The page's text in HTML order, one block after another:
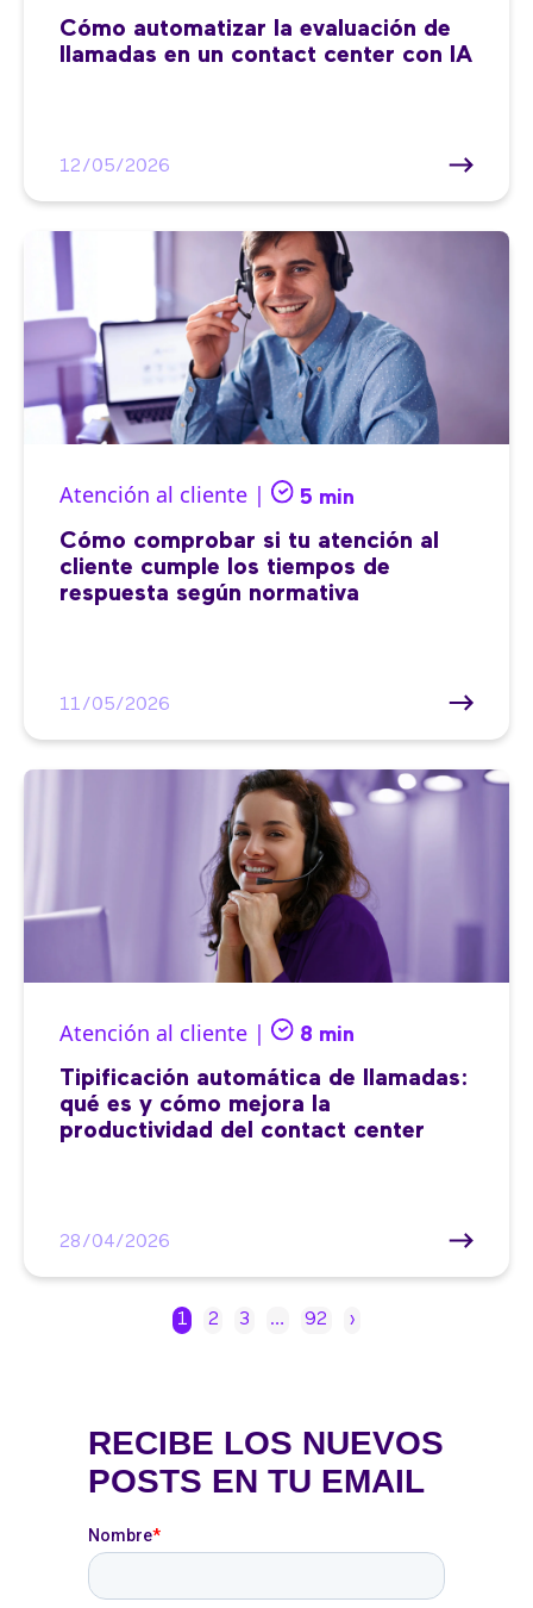
Cómo automatizar la evaluación de
llamadas en un contact center con IA
12/05/2026
Atención al cliente | 5 min
Cómo comprobar si tu atención al
cliente cumple los tiempos de
respuesta según normativa
11/05/2026
Atención al cliente | 8 min
Tipificación automática de llamadas:
qué es y cómo mejora la
productividad del contact center
28/04/2026
1 2 3 … 92 ›